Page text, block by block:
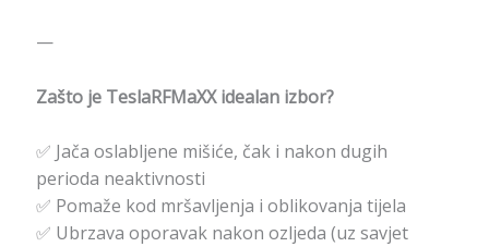
—
Zašto je TeslaRFMaXX idealan izbor?
✅ Jača oslabljene mišiće, čak i nakon dugih
perioda neaktivnosti
✅ Pomaže kod mršavljenja i oblikovanja tijela
✅ Ubrzava oporavak nakon ozljeda (uz savjet